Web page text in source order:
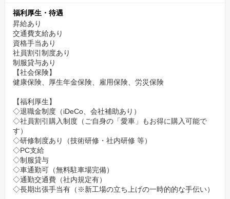
福利厚生・待遇
昇給あり
交通費支給あり
資格手当あり
社員割引制度あり
制服貸与あり
【社会保険】
健康保険、厚生年金保険、雇用保険、労災保険
【福利厚生】
◇退職金制度（iDeCo、会社補助あり）
◇社員割引購入制度（ご自身の「愛車」もお得に購入可能で
す）
◇研修制度あり（技術研修・社内研修 等）
◇PC支給
◇制服貸与
◇車通勤可（無料駐車場完備）
◇通勤交通費（社内規定有）
◇長期出張手当有（※新工場の立ち上げの一時的的な手伝い）